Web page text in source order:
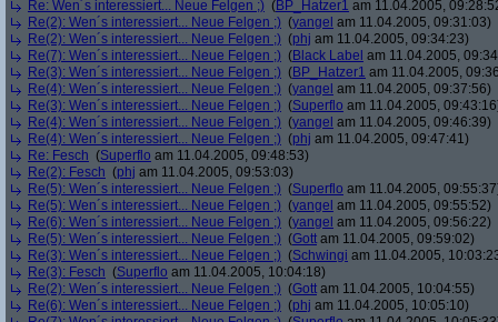
Re: Wen´s interessiert... Neue Felgen ;) (BP_Hatzer1 am 11.04.2005,
Re(2): Wen´s interessiert... Neue Felgen ;) (yangel am 11.04.2005, 09:31:03)
Re(2): Wen´s interessiert... Neue Felgen ;) (phj am 11.04.2005, 09:34:23)
Re(7): Wen´s interessiert... Neue Felgen ;) (Black Label am 11.04.2005,
Re(3): Wen´s interessiert... Neue Felgen ;) (BP_Hatzer1 am 11.04.2005,
Re(4): Wen´s interessiert... Neue Felgen ;) (yangel am 11.04.2005, 09:37:56)
Re(3): Wen´s interessiert... Neue Felgen ;) (Superflo am 11.04.2005,
Re(4): Wen´s interessiert... Neue Felgen ;) (yangel am 11.04.2005, 09:46:39)
Re(4): Wen´s interessiert... Neue Felgen ;) (phj am 11.04.2005, 09:47:41)
Re: Fesch (Superflo am 11.04.2005, 09:48:53)
Re(2): Fesch (phj am 11.04.2005, 09:53:03)
Re(5): Wen´s interessiert... Neue Felgen ;) (Superflo am 11.04.2005,
Re(5): Wen´s interessiert... Neue Felgen ;) (yangel am 11.04.2005, 09:55:52)
Re(6): Wen´s interessiert... Neue Felgen ;) (yangel am 11.04.2005, 09:56:22)
Re(5): Wen´s interessiert... Neue Felgen ;) (Gott am 11.04.2005, 09:59:02)
Re(3): Wen´s interessiert... Neue Felgen ;) (Schwingi am 11.04.2005,
Re(3): Fesch (Superflo am 11.04.2005, 10:04:18)
Re(2): Wen´s interessiert... Neue Felgen ;) (Gott am 11.04.2005, 10:04:55)
Re(6): Wen´s interessiert... Neue Felgen ;) (phj am 11.04.2005, 10:05:10)